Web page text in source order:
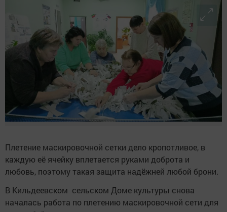
Плетение маскировочной сетки дело кропотливое, в
каждую её ячейку вплетается руками доброта и
любовь, поэтому такая защита надёжней любой брони.
В Кильдеевском сельском Доме культуры снова
началась работа по плетению маскировочной сети для